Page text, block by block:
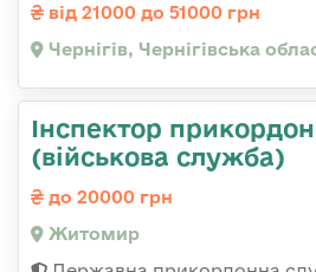
від 21000 до 51000 грн
Чернігів, Чернігівська
Інспектор
(військова служба)
до 20000 грн
Житомир